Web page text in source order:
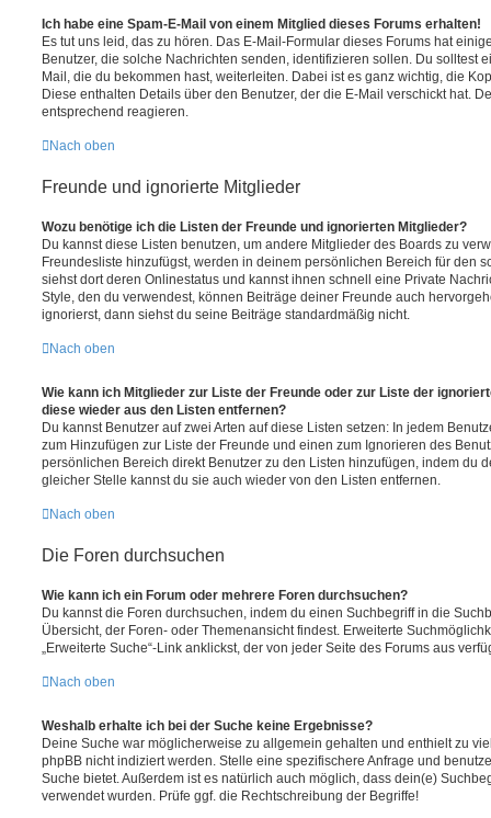
Ich habe eine Spam-E-Mail von einem Mitglied dieses Forums erhalten!
Es tut uns leid, das zu hören. Das E-Mail-Formular dieses Forums hat
Benutzer, die solche Nachrichten senden, identifizieren sollen. Du solltest
Mail, die du bekommen hast, weiterleiten. Dabei ist es ganz wichtig, die
Diese enthalten Details über den Benutzer, der die E-Mail verschickt hat.
entsprechend reagieren.
Nach oben
Freunde und ignorierte Mitglieder
Wozu benötige ich die Listen der Freunde und ignorierten Mitglieder?
Du kannst diese Listen benutzen, um andere Mitglieder des Boards zu
Freundesliste hinzufügst, werden in deinem persönlichen Bereich für den
siehst dort deren Onlinestatus und kannst ihnen schnell eine Private
Style, den du verwendest, können Beiträge deiner Freunde auch
ignorierst, dann siehst du seine Beiträge standardmäßig nicht.
Nach oben
Wie kann ich Mitglieder zur Liste der Freunde oder zur Liste der
diese wieder aus den Listen entfernen?
Du kannst Benutzer auf zwei Arten auf diese Listen setzen: In jedem
zum Hinzufügen zur Liste der Freunde und einen zum Ignorieren des
persönlichen Bereich direkt Benutzer zu den Listen hinzufügen, indem du
gleicher Stelle kannst du sie auch wieder von den Listen entfernen.
Nach oben
Die Foren durchsuchen
Wie kann ich ein Forum oder mehrere Foren durchsuchen?
Du kannst die Foren durchsuchen, indem du einen Suchbegriff in die
Übersicht, der Foren- oder Themenansicht findest. Erweiterte
„Erweiterte Suche“-Link anklickst, der von jeder Seite des Forums aus
Nach oben
Weshalb erhalte ich bei der Suche keine Ergebnisse?
Deine Suche war möglicherweise zu allgemein gehalten und enthielt zu
phpBB nicht indiziert werden. Stelle eine spezifischere Anfrage und
Suche bietet. Außerdem ist es natürlich auch möglich, dass dein(e)
verwendet wurden. Prüfe ggf. die Rechtschreibung der Begriffe!